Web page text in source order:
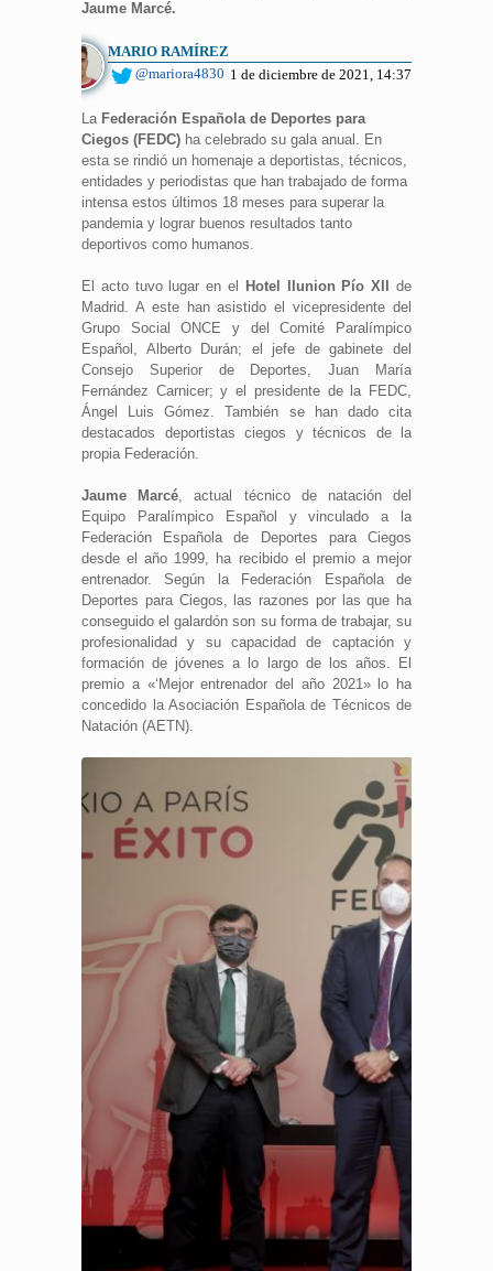
Jaume Marcé.
MARIO RAMÍREZ
@mariora4830 1 de diciembre de 2021, 14:37
La Federación Española de Deportes para
Ciegos (FEDC) ha celebrado su gala anual. En
esta se rindió un homenaje a deportistas, técnicos,
entidades y periodistas que han trabajado de forma
intensa estos últimos 18 meses para superar la
pandemia y lograr buenos resultados tanto
deportivos como humanos.
El acto tuvo lugar en el Hotel Ilunion Pío XII
de
Madrid. A este han asistido el vicepresidente del
Grupo Social ONCE y del Comité Paralímpico
Español, Alberto Durán; el jefe de gabinete del
Consejo Superior de Deportes, Juan María
Fernández Carnicer; y el presidente de la FEDC,
Ángel Luis Gómez. También se han dado cita
destacados deportistas ciegos y técnicos de la
propia Federación.
Jaume Marcé, actual técnico de natación del
Equipo Paralímpico Español y vinculado a la
Federación Española de Deportes para Ciegos
desde el año 1999, ha recibido el premio a mejor
entrenador. Según la Federación Española de
Deportes para Ciegos, las razones por las que ha
conseguido el galardón son su forma de trabajar, su
profesionalidad y su capacidad de captación y
formación de jóvenes a lo largo de los años. El
premio a «‘Mejor entrenador del año 2021» lo ha
concedido la Asociación Española de Técnicos de
Natación (AETN).